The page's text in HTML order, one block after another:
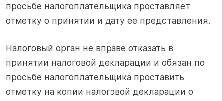
просьбе налогоплательщика проставляет
отметку о принятии и дату ее представления.
Налоговый орган не вправе отказать в
принятии налоговой декларации и обязан по
просьбе налогоплательщика проставить
отметку на копии налоговой декларации о